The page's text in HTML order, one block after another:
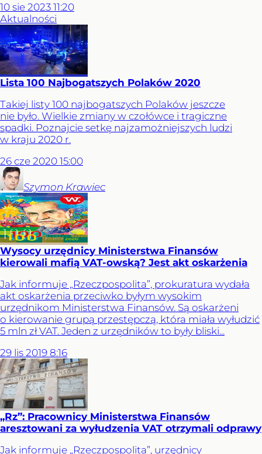
10 sie 2023 11:20
Aktualności
Lista 100 Najbogatszych Polaków 2020
Takiej listy 100 najbogatszych Polaków jeszcze
nie było. Wielkie zmiany w czołówce i tragiczne
spadki. Poznajcie setkę najzamożniejszych ludzi
w kraju 2020 r.
26 cze 2020 15:00
Szymon Krawiec
Wysocy urzędnicy Ministerstwa Finansów
kierowali mafią VAT-owską? Jest akt oskarżenia
Jak informuje „Rzeczpospolita”, prokuratura wydała
akt oskarżenia przeciwko byłym wysokim
urzędnikom Ministerstwa Finansów. Są oskarżeni
o kierowanie grupą przestępczą, która miała wyłudzić
5 mln zł VAT. Jeden z urzędników to były bliski...
29 lis 2019 8:16
„Rz”: Pracownicy Ministerstwa Finansów
aresztowani za wyłudzenia VAT otrzymali odprawy
Jak informuje „Rzeczpospolita”, urzędnicy